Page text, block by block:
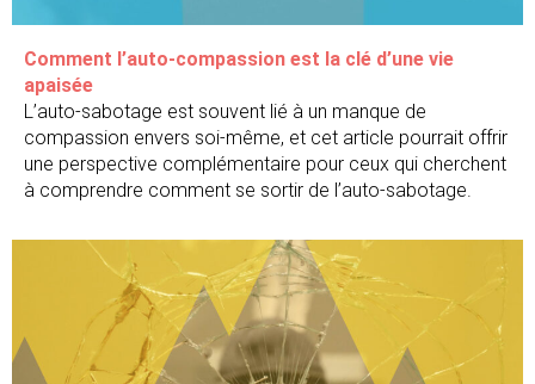
Comment l’auto-compassion est la clé d’une vie
apaisée
L’auto-sabotage est souvent lié à un manque de
compassion envers soi-même, et cet article pourrait offrir
une perspective complémentaire pour ceux qui cherchent
à comprendre comment se sortir de l’auto-sabotage.